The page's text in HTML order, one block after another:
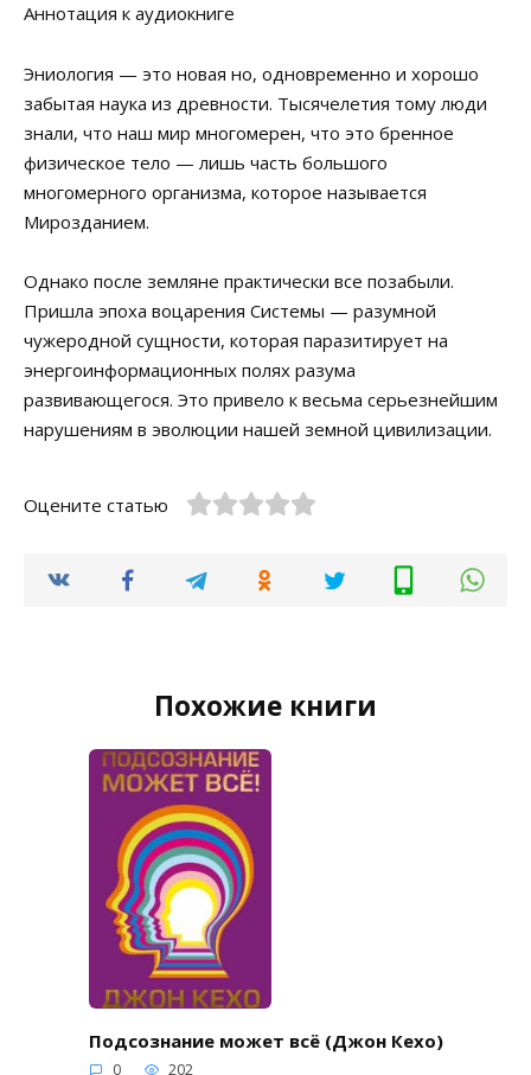
Аннотация к аудиокниге
Эниология — это новая но, одновременно и хорошо
забытая наука из древности. Тысячелетия тому люди
знали, что наш мир многомерен, что это бренное
физическое тело — лишь часть большого
многомерного организма, которое называется
Мирозданием.
Однако после земляне практически все позабыли.
Пришла эпоха воцарения Системы — разумной
чужеродной сущности, которая паразитирует на
энергоинформационных полях разума
развивающегося. Это привело к весьма серьезнейшим
нарушениям в эволюции нашей земной цивилизации.
Оцените статью
Похожие книги
Подсознание может всё (Джон Кехо)
0 202